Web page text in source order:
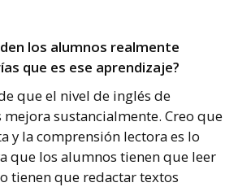
los alumnos realmente
que es ese aprendizaje?
que el nivel de inglés de
sustancialmente. Creo que
y la comprensión lectora es lo
que los alumnos tienen que leer
tienen que redactar textos